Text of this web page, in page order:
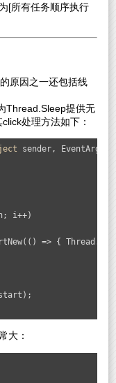
[所有任务顺序执行
原因之一还包括线
Thread.Sleep提供无
处理方法如下：
sender, EventArgs
i++)
=> {
大：